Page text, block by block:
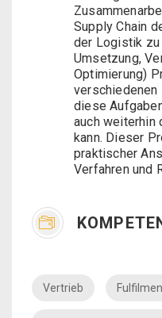
Supply Chain
der Logistik zu
Umsetzung,
Optimierung)
diese
auch weiterhin
kann. Dieser
praktischer
Verfahren und
Vertrieb